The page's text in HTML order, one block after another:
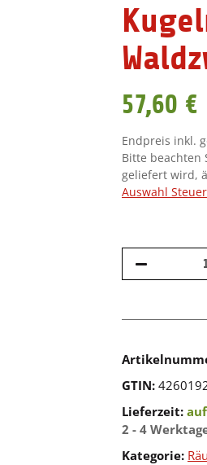
57,60 €
Endpreis inkl.
Bitte beachten
geliefert wird,
Auswahl
GTIN:
Lieferzeit:
2 - 4
Kategorie: